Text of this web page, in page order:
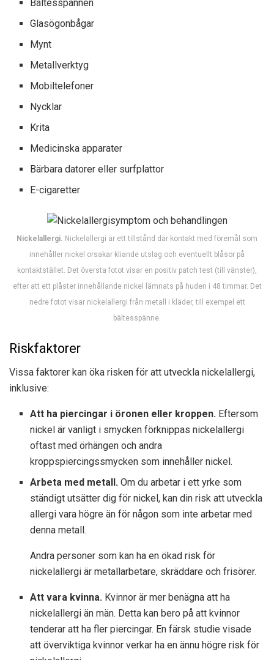
Bältesspännen
Glasögonbågar
Mynt
Metallverktyg
Mobiltelefoner
Nycklar
Krita
Medicinska apparater
Bärbara datorer eller surfplattor
E-cigaretter
Nickelallergi. Nickelallergi är ett tillstånd där kontakt med föremål som
innehåller nickel orsakar kliande utslag och eventuellt blåsor på
kontaktstället. Det översta fotot visar en positiv patch test (till vänster),
efter att ett plåster innehållande nickel lämnats på huden i 48 timmar. Det
nedre fotot visar nickelallergi från metall i kläder, till exempel ett
bältesspänne.
Riskfaktorer
Vissa faktorer kan öka risken för att utveckla nickelallergi,
inklusive:
Att ha piercingar i öronen eller kroppen. Eftersom
nickel är vanligt i smycken förknippas nickelallergi
oftast med örhängen och andra
kroppspiercingssmycken som innehåller nickel.
Arbeta med metall. Om du arbetar i ett yrke som
ständigt utsätter dig för nickel, kan din risk att utveckla
allergi vara högre än för någon som inte arbetar med
denna metall.
Andra personer som kan ha en ökad risk för
nickelallergi är metallarbetare, skräddare och frisörer.
Att vara kvinna. Kvinnor är mer benägna att ha
nickelallergi än män. Detta kan bero på att kvinnor
tenderar att ha fler piercingar. En färsk studie visade
att överviktiga kvinnor verkar ha en ännu högre risk för